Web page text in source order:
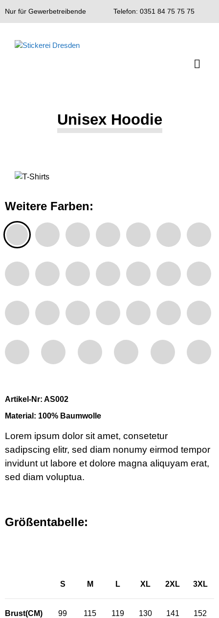
Nur für Gewerbetreibende Telefon: 0351 84 75 75 75
Unisex Hoodie
Weitere Farben:
Artikel-Nr: AS002
Material: 100% Baumwolle
Lorem ipsum dolor sit amet, consetetur
sadipscing elitr, sed diam nonumy eirmod tempor
invidunt ut labore et dolore magna aliquyam erat,
sed diam voluptua.
Größentabelle:
S M L XL 2XL 3XL
Brust(CM) 99 115 119 130 141 152